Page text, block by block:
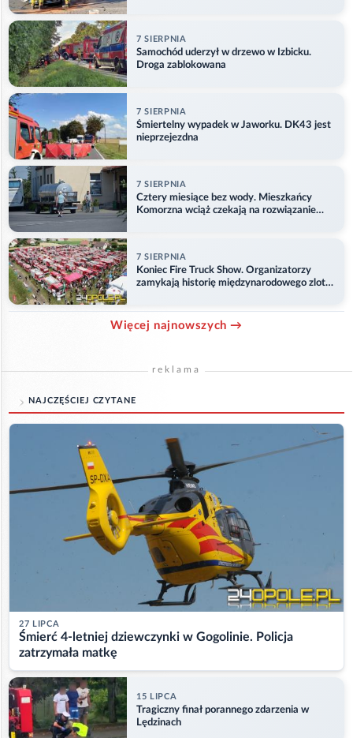
7 SIERPNIA
Samochód uderzył w drzewo w Izbicku.
Droga zablokowana
7 SIERPNIA
Śmiertelny wypadek w Jaworku. DK43 jest
nieprzejezdna
7 SIERPNIA
Cztery miesiące bez wody. Mieszkańcy
Komorzna wciąż czekają na rozwiązanie
7 SIERPNIA
Koniec Fire Truck Show. Organizatorzy
zamykają historię międzynarodowego zlotu
Więcej najnowszych →
reklama
NAJCZĘŚCIEJ CZYTANE
27 LIPCA
Śmierć 4-letniej dziewczynki w Gogolinie. Policja
zatrzymała matkę
15 LIPCA
Tragiczny finał porannego zdarzenia w
Lędzinach